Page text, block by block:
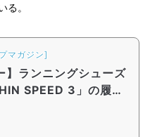
る。
マガジン]
】ランニングシューズ
SPEED 3」の履き
3」や前作との違い